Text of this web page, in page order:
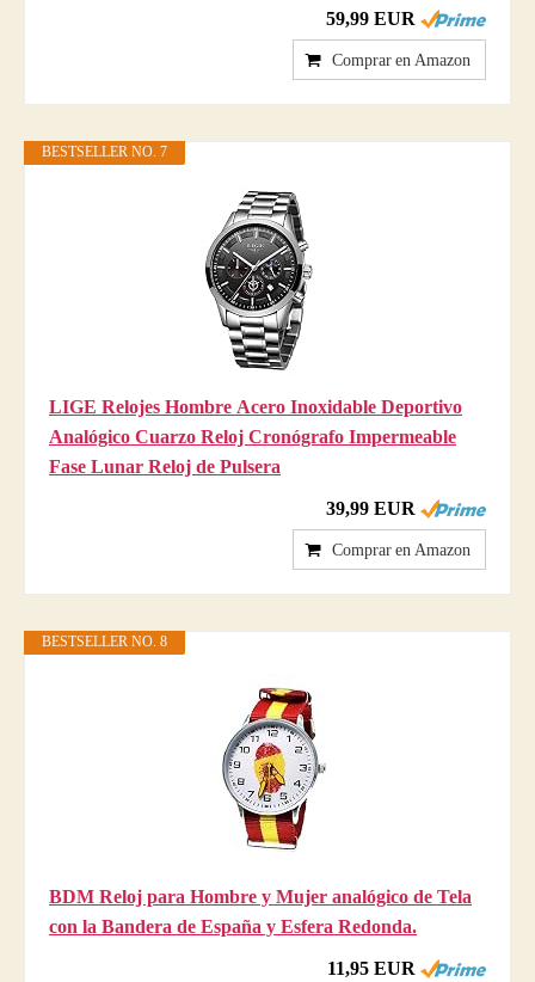
59,99 EUR
Comprar en Amazon
BESTSELLER NO. 7
LIGE Relojes Hombre Acero Inoxidable Deportivo
Analógico Cuarzo Reloj Cronógrafo Impermeable
Fase Lunar Reloj de Pulsera
39,99 EUR
Comprar en Amazon
BESTSELLER NO. 8
BDM Reloj para Hombre y Mujer analógico de Tela
con la Bandera de España y Esfera Redonda.
11,95 EUR